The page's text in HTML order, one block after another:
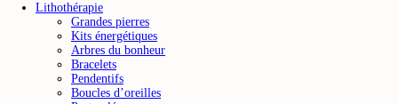
Lithothérapie
Grandes pierres
Kits énergétiques
Arbres du bonheur
Bracelets
Pendentifs
Boucles d’oreilles